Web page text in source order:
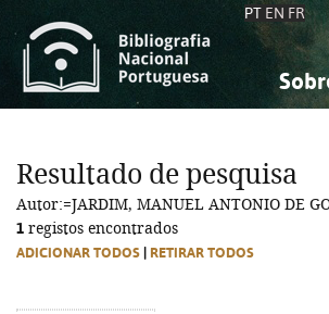
PT EN FR
Resultado de pesquisa
Autor:=JARDIM, MANUEL ANTONIO DE
1 registos encontrados
ADICIONAR TODOS RETIRAR TODOS